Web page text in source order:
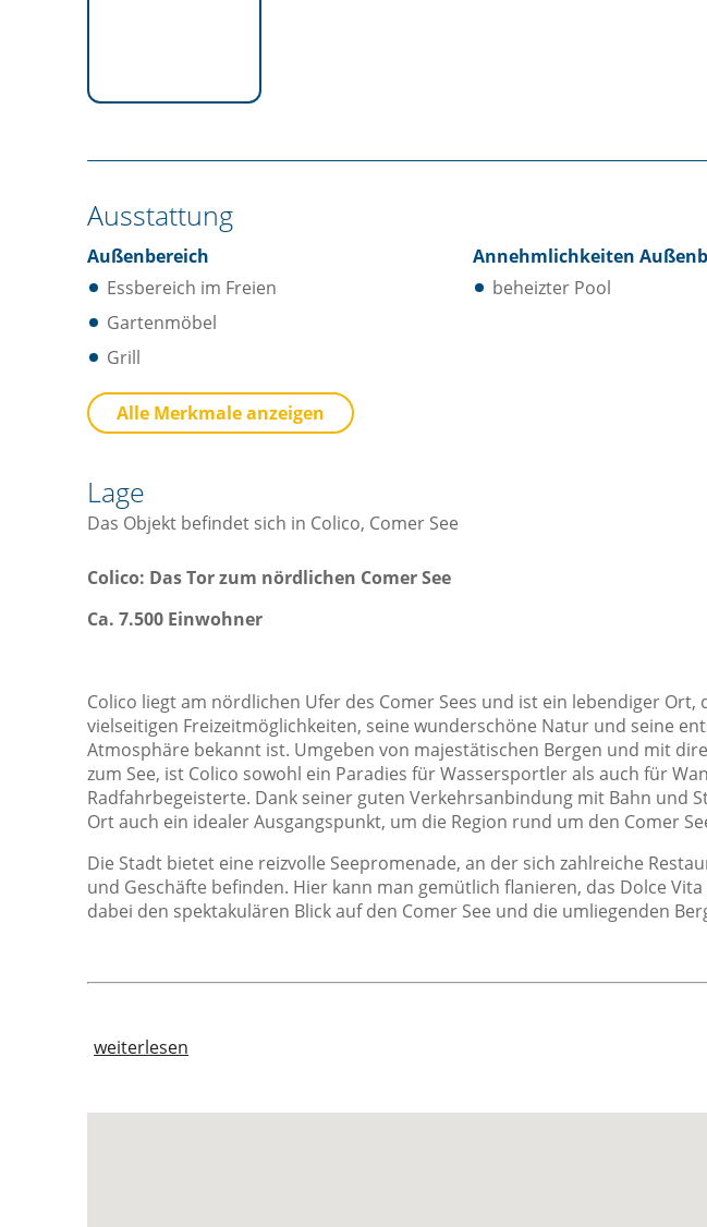
Ausstattung
Außenbereich
Essbereich im Freien
Gartenmöbel
Grill
Annehmlichkeiten
beheizter Pool
Annehmlichkeiten Ausstattung
Internet Zugang
Waschmaschine
Toaster
Badezimmer
Bidet
Dusche
Privates Badezimmer
Sicht
Aussicht
Blick auf die Berge
Gartenaussicht
Pool mit Aussicht
Alle Merkmale anzeigen
Lage
Das Objekt befindet sich in Colico, Comer See
Colico: Das Tor zum nördlichen Comer See
Ca. 7.500 Einwohner
Colico liegt am nördlichen Ufer des Comer Sees und ist ein lebendiger Ort,
vielseitigen Freizeitmöglichkeiten, seine wunderschöne Natur und seine
Atmosphäre bekannt ist. Umgeben von majestätischen Bergen und mit
zum See, ist Colico sowohl ein Paradies für Wassersportler als auch für
Radfahrbegeisterte. Dank seiner guten Verkehrsanbindung mit Bahn und
Ort auch ein idealer Ausgangspunkt, um die Region rund um den Comer
Die Stadt bietet eine reizvolle Seepromenade, an der sich zahlreiche
und Geschäfte befinden. Hier kann man gemütlich flanieren, das Dolce
dabei den spektakulären Blick auf den Comer See und die umliegenden
weiterlesen